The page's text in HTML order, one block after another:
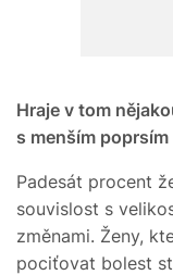
Hraje v tom
s menším
Padesát procent
souvislost s
změnami. Ženy,
pociťovat bolest